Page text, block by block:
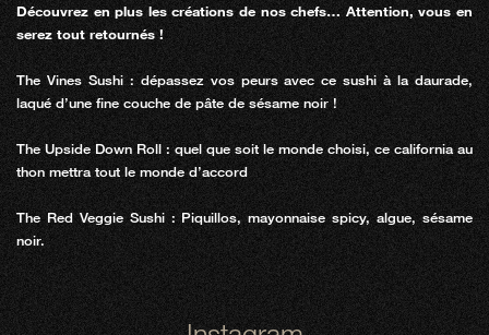
Découvrez en plus les créations de nos chefs… Attention, vous en
serez tout retournés !
The Vines Sushi : dépassez vos peurs avec ce sushi à la daurade,
laqué d’une fine couche de pâte de sésame noir !
The Upside Down Roll : quel que soit le monde choisi, ce california au
thon mettra tout le monde d’accord
The Red Veggie Sushi : Piquillos, mayonnaise spicy, algue, sésame
noir.